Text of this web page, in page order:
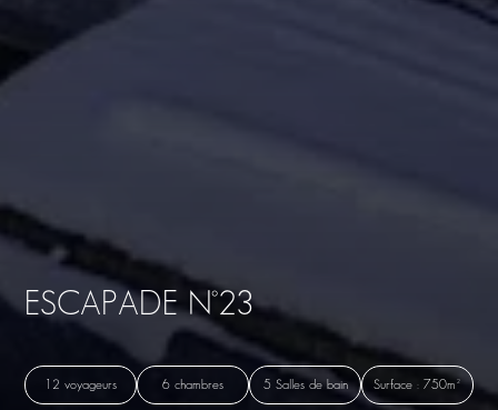
ESCAPADE N°23
12 voyageurs 6 chambres 5 Salles de bain Surface : 750m²